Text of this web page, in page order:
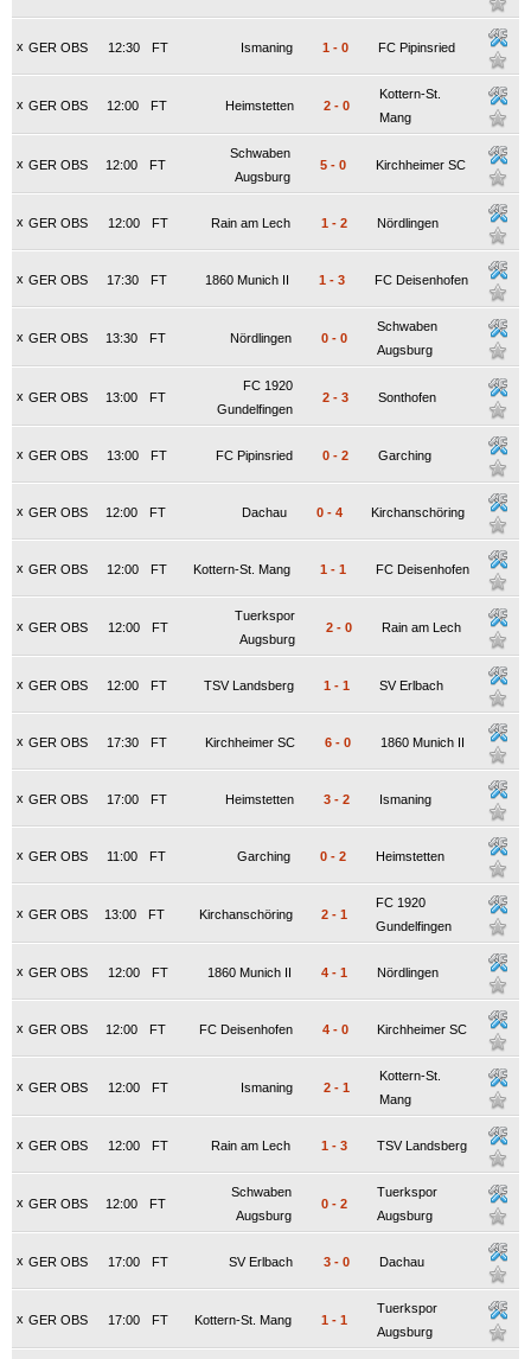
x GER OBS FT
12:30 Ismaning 1 - 0 FC Pipinsried
x GER OBS FT
12:00 Heimstetten 2 - 0
Kottern-St.
Mang
x GER OBS FT
12:00
Schwaben
Augsburg
5 - 0 Kirchheimer SC
x GER OBS FT
12:00 Rain am Lech 1 - 2 Nördlingen
x GER OBS FT
17:30 1860 Munich II 1 - 3 FC Deisenhofen
x GER OBS FT
13:30 Nördlingen 0 - 0
Schwaben
Augsburg
x GER OBS FT
13:00
FC 1920
Gundelfingen
2 - 3 Sonthofen
x GER OBS FT
13:00 FC Pipinsried 0 - 2 Garching
x GER OBS FT
12:00 Dachau 0 - 4 Kirchanschöring
x GER OBS FT
12:00 Kottern-St. Mang 1 - 1 FC Deisenhofen
x GER OBS FT
12:00
Tuerkspor
Augsburg
2 - 0 Rain am Lech
x GER OBS FT
12:00 TSV Landsberg 1 - 1 SV Erlbach
x GER OBS FT
17:30 Kirchheimer SC 6 - 0 1860 Munich II
x GER OBS FT
17:00 Heimstetten 3 - 2 Ismaning
x GER OBS FT
11:00 Garching 0 - 2 Heimstetten
x GER OBS FT
13:00 Kirchanschöring 2 - 1
FC 1920
Gundelfingen
x GER OBS FT
12:00 1860 Munich II 4 - 1 Nördlingen
x GER OBS FT
12:00 FC Deisenhofen 4 - 0 Kirchheimer SC
x GER OBS FT
12:00 Ismaning 2 - 1
Kottern-St.
Mang
x GER OBS FT
12:00 Rain am Lech 1 - 3 TSV Landsberg
x GER OBS FT
12:00
Schwaben
Augsburg
0 - 2
Tuerkspor
Augsburg
x GER OBS FT
17:00 SV Erlbach 3 - 0 Dachau
x GER OBS FT
17:00 Kottern-St. Mang 1 - 1
Tuerkspor
Augsburg